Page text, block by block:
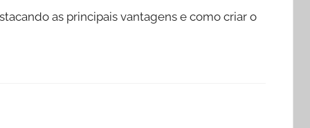
as principais vantagens e como criar o